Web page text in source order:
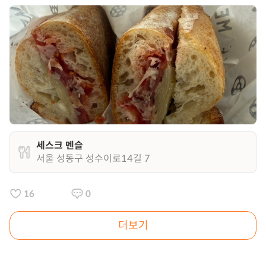
세스크 멘슬
서울 성동구 성수이로14길 7
16 0
더보기